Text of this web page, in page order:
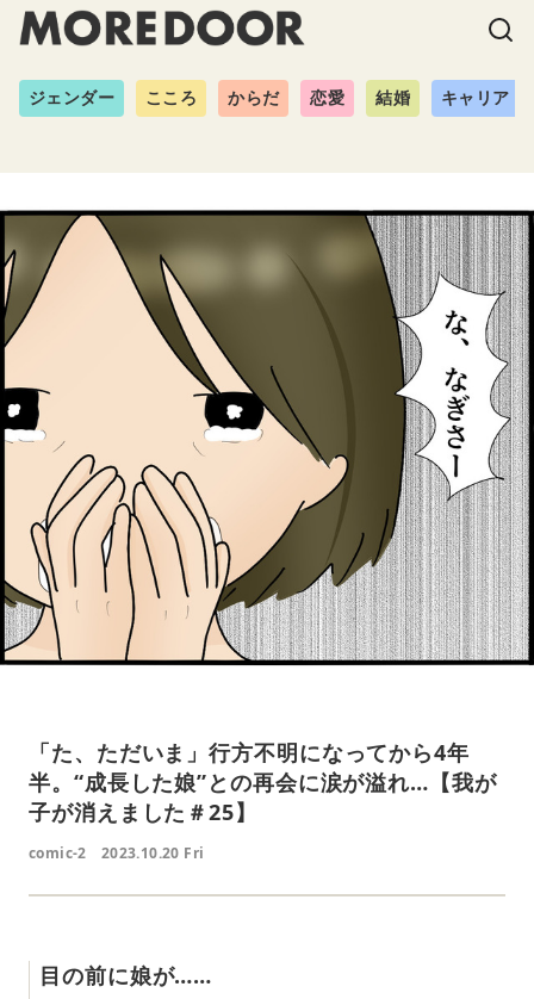
ジェンダー こころ からだ 恋愛 結婚 キャリア
「た、ただいま」行方不明になってから4年
半。“成長した娘”との再会に涙が溢れ…【我が
子が消えました＃25】
comic-2 2023.10.20 Fri
目の前に娘が……